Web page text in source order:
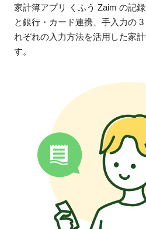
家計簿アプリ くふう Zaim の記
と銀行・カード連携、手入力の
れぞれの入力方法を活用した家
す。